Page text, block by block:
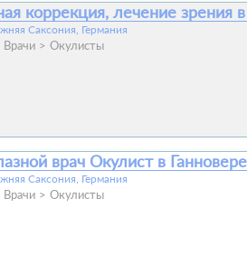
коррекция, лечение зрения
Саксония, Германия
Врачи Окулисты
врач Окулист в Ганновере
Саксония, Германия
Врачи Окулисты